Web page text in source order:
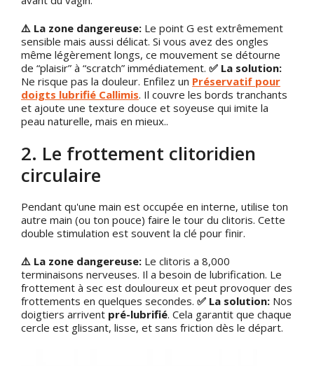
⚠️ La zone dangereuse: Le point G est extrêmement
sensible mais aussi délicat. Si vous avez des ongles
même légèrement longs, ce mouvement se détourne
de “plaisir” à “scratch” immédiatement. ✅ La solution:
Ne risque pas la douleur. Enfilez un Préservatif pour
doigts lubrifié Callimis. Il couvre les bords tranchants
et ajoute une texture douce et soyeuse qui imite la
peau naturelle, mais en mieux..
2. Le frottement clitoridien
circulaire
Pendant qu'une main est occupée en interne, utilise ton
autre main (ou ton pouce) faire le tour du clitoris. Cette
double stimulation est souvent la clé pour finir.
⚠️ La zone dangereuse: Le clitoris a 8,000
terminaisons nerveuses. Il a besoin de lubrification. Le
frottement à sec est douloureux et peut provoquer des
frottements en quelques secondes. ✅ La solution: Nos
doigtiers arrivent pré-lubrifié. Cela garantit que chaque
cercle est glissant, lisse, et sans friction dès le départ.